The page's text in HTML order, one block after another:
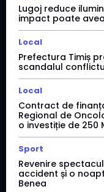
Lugoj reduce
impact poate
Local
Prefectura Timiș
scandalul
Local
Contract de
Regional de
o investiție de 250
Sport
Revenire
accident și o
Benea